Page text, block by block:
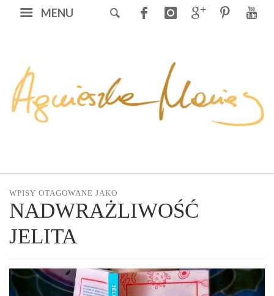
MENU
WPISY OTAGOWANE JAKO
NADWRAŻLIWOŚĆ
JELITA